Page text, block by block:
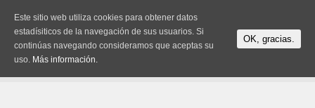
Este sitio web utiliza cookies para obtener datos
estadísiticos de la navegación de sus usuarios. Si
continúas navegando consideramos que aceptas su
uso. Más información.
OK, gracias.